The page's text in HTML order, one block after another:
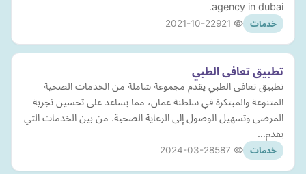
agency in dubai.
خدمات 2021-10-22
تطبيق تعافى الطبي
تطبيق تعافى الطبي يقدم مجموعة شاملة من الخدمات الصحية
المتنوعة والمبتكرة في سلطنة عمان، مما يساعد على تحسين تجربة
المرضى وتسهيل الوصول إلى الرعاية الصحية. من بين الخدمات التي
يقدم…
خدمات 2024-03-28